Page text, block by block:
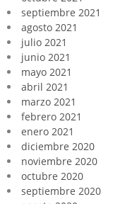
septiembre 2021
agosto 2021
julio 2021
junio 2021
mayo 2021
abril 2021
marzo 2021
febrero 2021
enero 2021
diciembre 2020
noviembre 2020
octubre 2020
septiembre 2020